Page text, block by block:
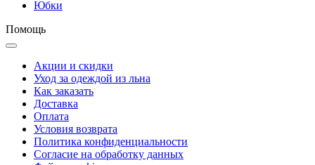
Юбки
Помощь
Акции и скидки
Уход за одеждой из льна
Как заказать
Доставка
Оплата
Условия возврата
Политика конфиденциальности
Согласие на обработку данных